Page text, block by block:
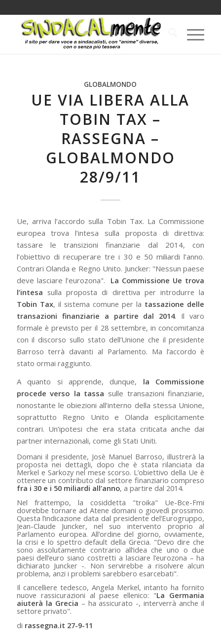
GLOBALMONDO
UE VIA LIBERA ALLA
TOBIN TAX –
RASSEGNA –
GLOBALMONDO
28/9/11
Ue, arriva l’accordo sulla Tobin Tax. La Commissione
europea trova l’intesa sulla proposta di direttiva:
tassare le transizioni finanziarie dal 2014, con
l’obiettivo di recuperare tre i 30 e 50 miliardi l’anno.
Contrari Olanda e Regno Unito. Juncker: "Nessun paese
deve lasciare l’eurozona". La Commissione Ue trova
l’intesa sulla proposta di direttiva per introdurre la
Tobin Tax, il sistema comune per la tassazione delle
transazioni finanziarie a partire dal 2014. Il varo
formale è previsto per il 28 settembre, in concomitanza
con il discorso sullo stato dell’Unione che il presidente
Barroso terrà davanti al Parlamento. Ma l’accordo è
stato ormai raggiunto.
A quanto si apprende, dunque, la Commissione
procede verso la tassa sulle transazioni finanziarie,
nonostante le obiezioni all’interno della stessa Unione,
soprattutto Regno Unito e Olanda esplicitamente
contrari. Un’ipotesi che era stata criticata anche dai
partner internazionali, come gli Stati Uniti.
Domani il presidente, Josè Manuel Barroso, illustrerà la
proposta nei dettagli, dopo che è stata rilanciata da
Merkel e Sarkozy nel mese scorso. L’obiettivo della Ue è
ottenere un contributo dal settore finanziario compreso
fra i 30 e i 50 miliardi all’anno, a partire dal 2014.
Nel frattempo, la cosiddetta "troika" Ue-Bce-Fmi
dovrebbe tornare ad Atene domani o giovedì prossimo.
Questa l’indicazione data dal presidente del’Eurogruppo,
Jean-Claude Juncker, nel suo intervento proprio al
Parlamento europea. All’ordine del giorno, ovviamente,
la crisi e lo spettro default della Grecia. "Devo dire che
sono assolutamente contrario all’idea che uno o due
paesi dell’euro siano costretti a lasciare l’eurozona – ha
dichiarato Juncker -. Non servirebbe a risolvere alcun
problema, anzi i problemi sarebbero esarcebati".
Il cancelliere tedesco, Angela Merkel, intanto ha fornito
nuove rassicurazioni al paese ellenico: "La Germania
aiuterà la Grecia – ha assicurato -, interverrà anche il
settore privato".
di rassegna.it 27-9-11